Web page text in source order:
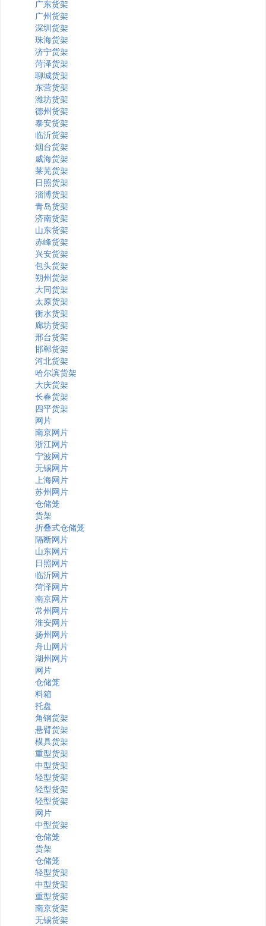
广东货架
广州货架
深圳货架
珠海货架
济宁货架
菏泽货架
聊城货架
东营货架
潍坊货架
德州货架
泰安货架
临沂货架
烟台货架
威海货架
莱芜货架
日照货架
淄博货架
青岛货架
济南货架
山东货架
赤峰货架
兴安货架
包头货架
朔州货架
大同货架
太原货架
衡水货架
廊坊货架
邢台货架
邯郸货架
河北货架
哈尔滨货架
大庆货架
长春货架
四平货架
网片
南京网片
浙江网片
宁波网片
无锡网片
上海网片
苏州网片
仓储笼
货架
折叠式仓储笼
隔断网片
山东网片
日照网片
临沂网片
菏泽网片
南京网片
常州网片
淮安网片
扬州网片
舟山网片
湖州网片
网片
仓储笼
料箱
托盘
角钢货架
悬臂货架
模具货架
重型货架
中型货架
轻型货架
轻型货架
轻型货架
网片
中型货架
仓储笼
货架
仓储笼
轻型货架
中型货架
重型货架
南京货架
无锡货架